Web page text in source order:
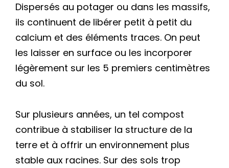
Dispersés au potager ou dans les massifs,
ils continuent de libérer petit à petit du
calcium et des éléments traces. On peut
les laisser en surface ou les incorporer
légèrement sur les 5 premiers centimètres
du sol.
Sur plusieurs années, un tel compost
contribue à stabiliser la structure de la
terre et à offrir un environnement plus
stable aux racines. Sur des sols trop